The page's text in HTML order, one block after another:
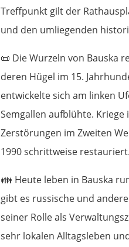
Treffpunkt gilt der
und den umliegenden
📜 Die Wurzeln von Bauska
deren Hügel im 15.
entwickelte sich am linken
Semgallen aufblühte. Kriege
Zerstörungen im Zweiten
1990 schrittweise restauriert.
👪 Heute leben in Bauska
gibt es russische und
seiner Rolle als
sehr lokalen Alltagsleben